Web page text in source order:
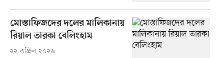
মোস্তাফিজদের দলের মালিকানায়
রিয়াল তারকা বেলিংহাম
২২ এপ্রিল ২০২৬